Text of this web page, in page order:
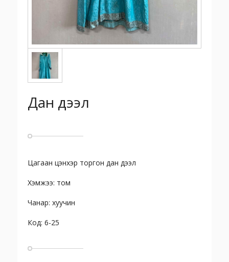
Дан дээл
Цагаан цэнхэр торгон дан дээл
Хэмжээ: том
Чанар: хуучин
Код: 6-25